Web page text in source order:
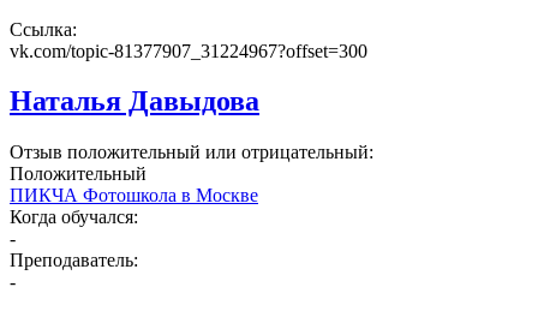
Ссылка:
vk.com/topic-81377907_31224967?offset=300
Наталья Давыдова
Отзыв положительный или отрицательный:
Положительный
ПИКЧА Фотошкола в Москве
Когда обучался:
-
Преподаватель:
-